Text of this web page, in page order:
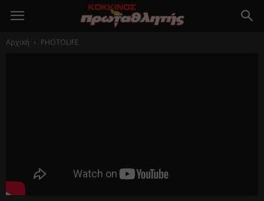
Αρχική PHOTOLIFE